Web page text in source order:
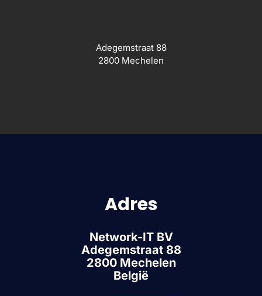
Adegemstraat 88
2800 Mechelen
Adres
Network-IT BV
Adegemstraat 88
2800 Mechelen
België